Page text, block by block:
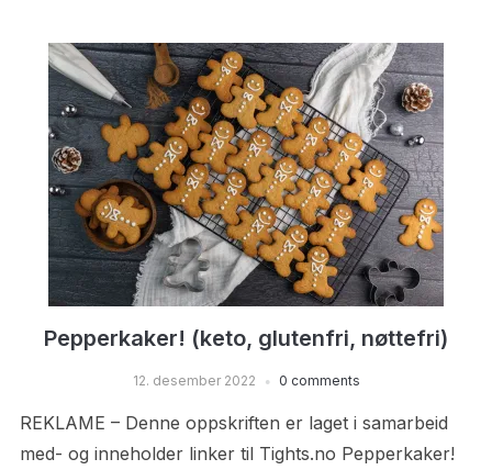
Pepperkaker! (keto, glutenfri, nøttefri)
12. desember 2022 0 comments
REKLAME – Denne oppskriften er laget i samarbeid
med- og inneholder linker til Tights.no Pepperkaker!